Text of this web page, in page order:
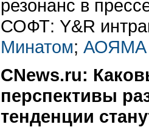
резонанс в
СОФТ: Y&R
Минатом; АОЯМА
CNews.ru:
перспективы
тенденции